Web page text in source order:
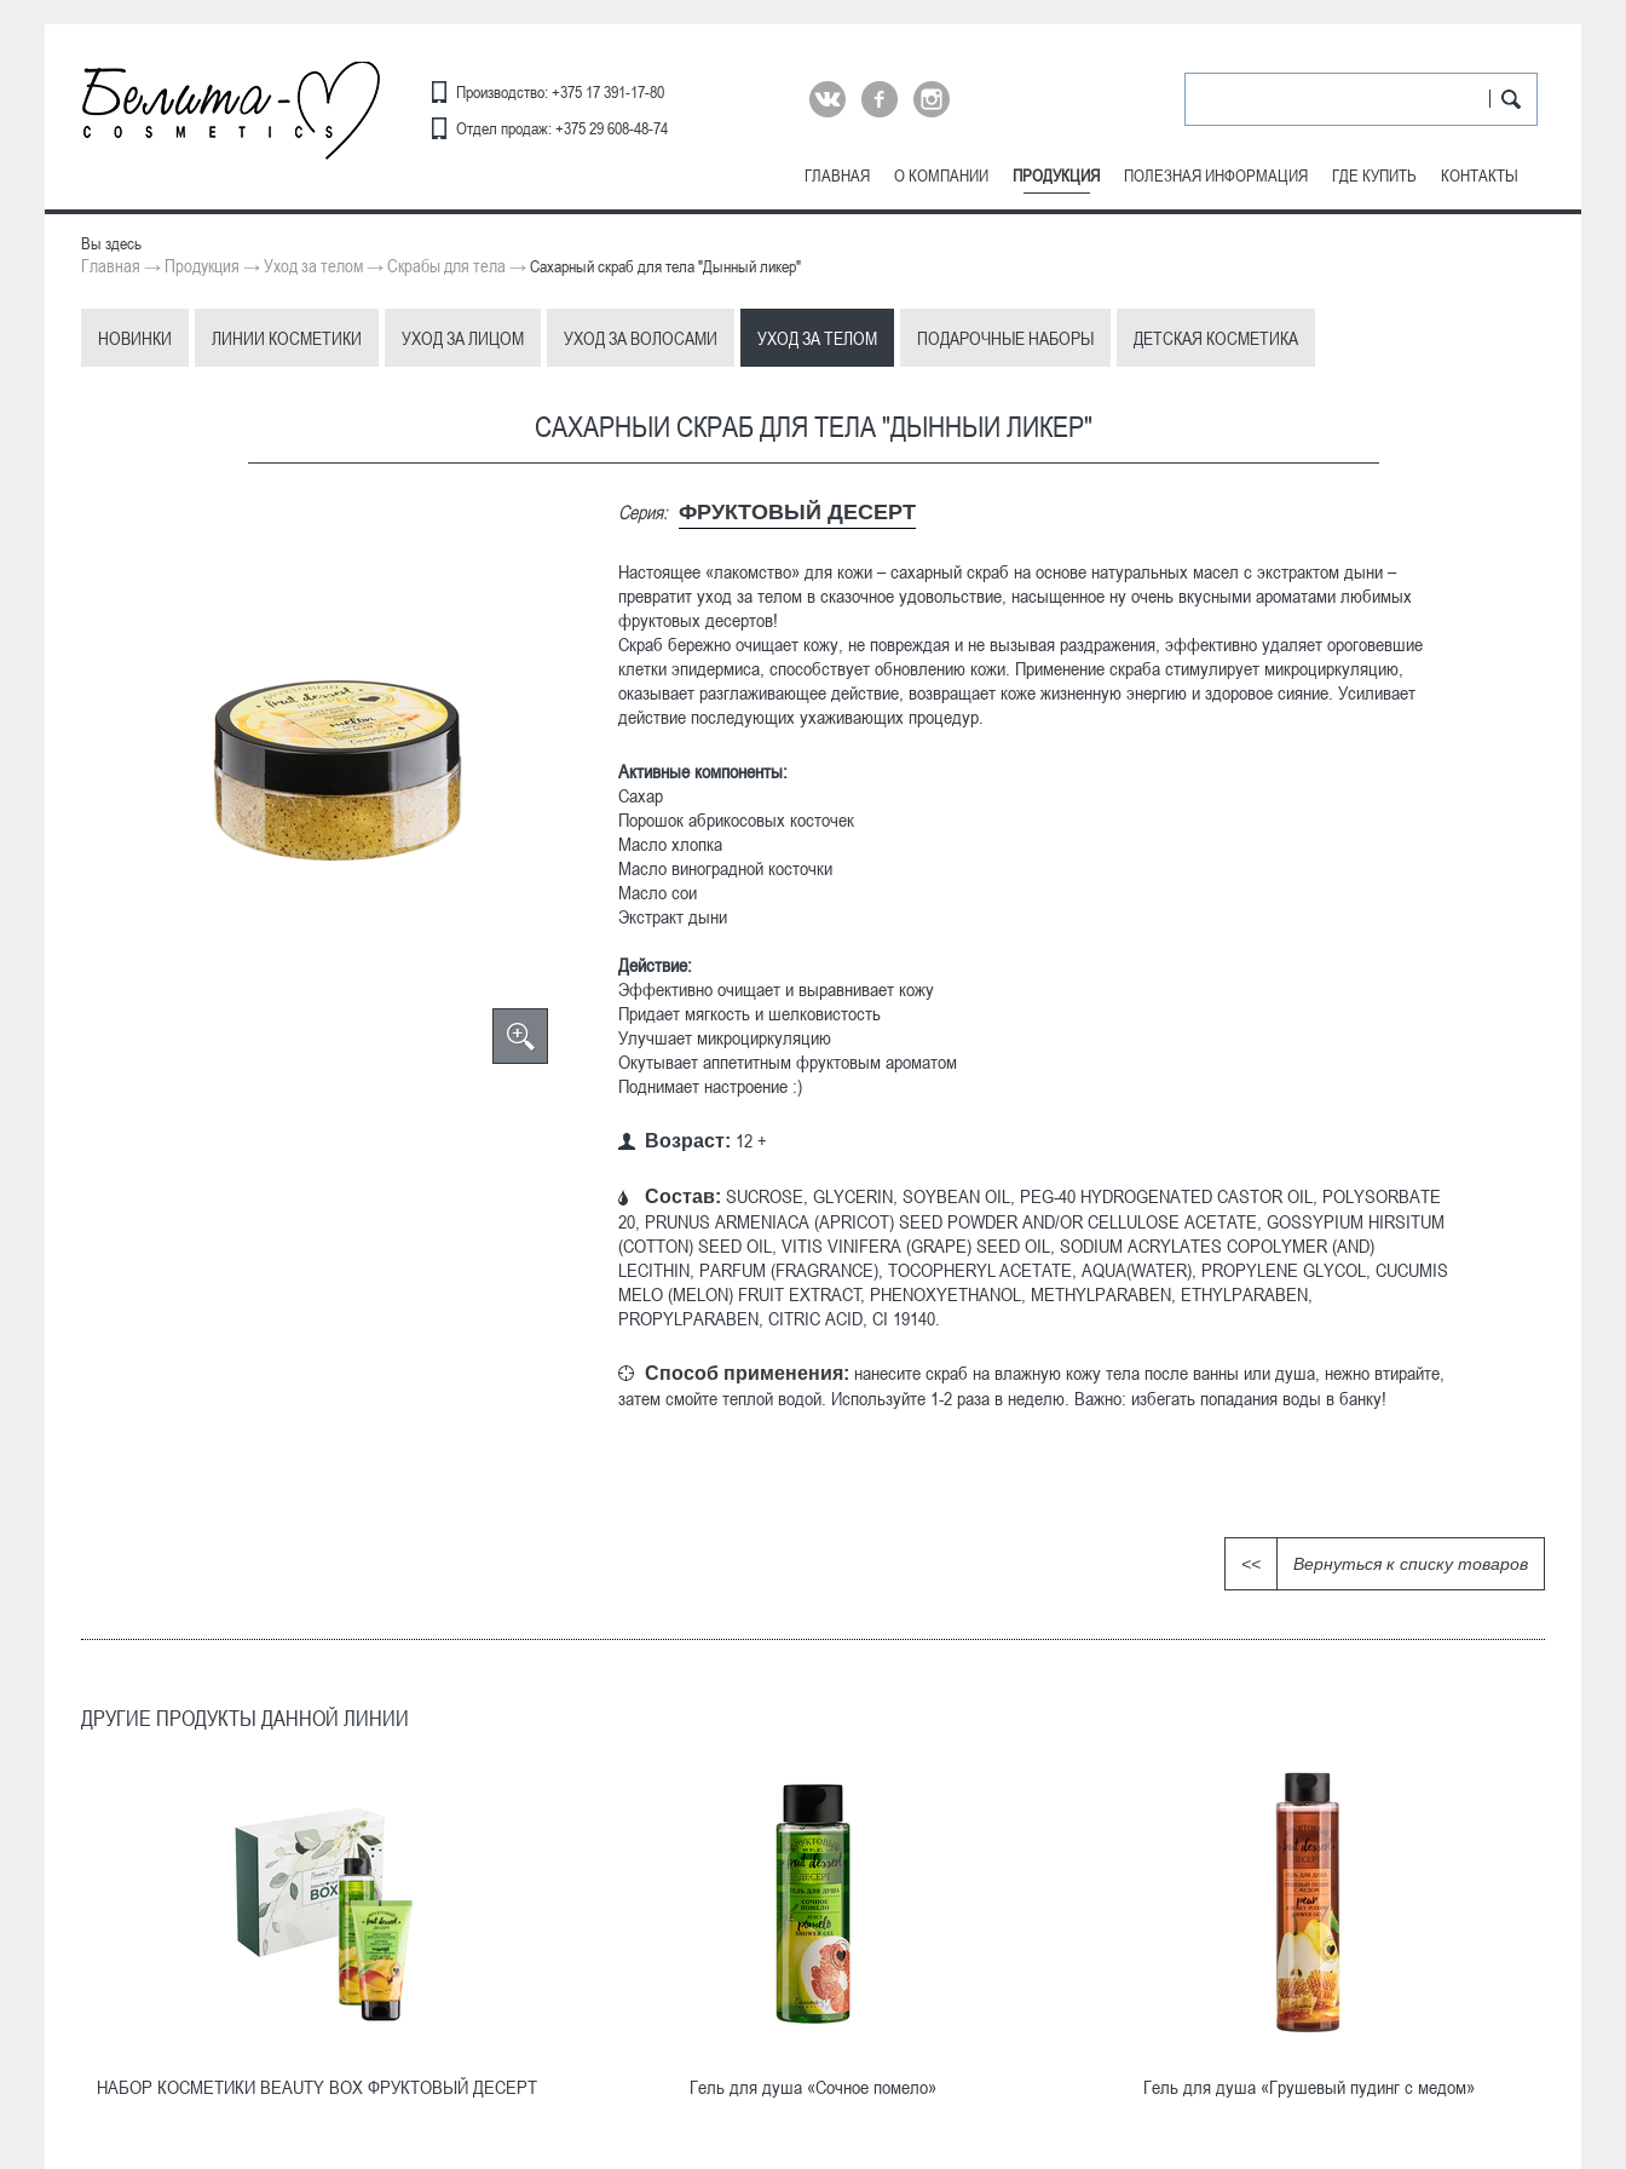
Производство: +375 17 391-17-80
Отдел продаж: +375 29 608-48-74
ГЛАВНАЯ О КОМПАНИИ ПРОДУКЦИЯ ПОЛЕЗНАЯ ИНФОРМАЦИЯ ГДЕ КУПИТЬ КОНТАКТЫ
Вы здесь
Главная → Продукция →Уход за телом→Скрабы для тела →Сахарный скраб для тела "Дынный ликер"
НОВИНКИ ЛИНИИ КОСМЕТИКИ УХОД ЗА ЛИЦОМ УХОД ЗА ВОЛОСАМИ УХОД ЗА ТЕЛОМ ПОДАРОЧНЫЕ НАБОРЫ ДЕТСКАЯ КОСМЕТИКА
САХАРНЫЙ СКРАБ ДЛЯ ТЕЛА "ДЫННЫЙ ЛИКЕР"
Серия: ФРУКТОВЫЙ ДЕСЕРТ
Настоящее «лакомство» для кожи – сахарный скраб на основе натуральных масел с экстрактом дыни –
превратит уход за телом в сказочное удовольствие, насыщенное ну очень вкусными ароматами любимых
фруктовых десертов!
Скраб бережно очищает кожу, не повреждая и не вызывая раздражения, эффективно удаляет ороговевшие
клетки эпидермиса, способствует обновлению кожи. Применение скраба стимулирует микроциркуляцию,
оказывает разглаживающее действие, возвращает коже жизненную энергию и здоровое сияние. Усиливает
действие последующих ухаживающих процедур.
Активные компоненты:
Сахар
Порошок абрикосовых косточек
Масло хлопка
Масло виноградной косточки
Масло сои
Экстракт дыни
Действие:
Эффективно очищает и выравнивает кожу
Придает мягкость и шелковистость
Улучшает микроциркуляцию
Окутывает аппетитным фруктовым ароматом
Поднимает настроение :)
Возраст: 12 +
Состав: SUCROSE, GLYCERIN, SOYBEAN OIL, PEG-40 HYDROGENATED CASTOR OIL, POLYSORBATE
20, PRUNUS ARMENIACA (APRICOT) SEED POWDER AND/OR CELLULOSE ACETATE, GOSSYPIUM HIRSITUM
(COTTON) SEED OIL, VITIS VINIFERA (GRAPE) SEED OIL, SODIUM ACRYLATES COPOLYMER (AND)
LECITHIN, PARFUM (FRAGRANCE), TOCOPHERYL ACETATE, AQUA(WATER), PROPYLENE GLYCOL, CUCUMIS
MELO (MELON) FRUIT EXTRACT, PHENOXYETHANOL, METHYLPARABEN, ETHYLPARABEN,
PROPYLPARABEN, CITRIC ACID, CI 19140.
Способ применения: нанесите скраб на влажную кожу тела после ванны или душа, нежно втирайте,
затем смойте теплой водой. Используйте 1-2 раза в неделю. Важно: избегать попадания воды в банку!
<< Вернуться к списку товаров
ДРУГИЕ ПРОДУКТЫ ДАННОЙ ЛИНИИ
НАБОР КОСМЕТИКИ BEAUTY BOX ФРУКТОВЫЙ ДЕСЕРТ Гель для душа «Сочное помело» Гель для душа «Грушевый пудинг с медом»